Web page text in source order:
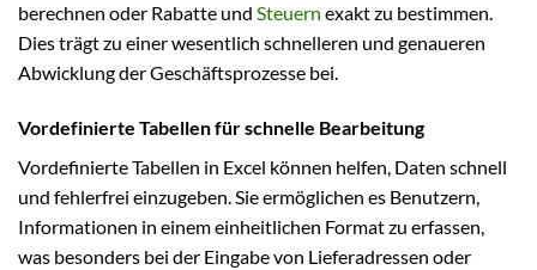
berechnen oder Rabatte und Steuern exakt zu bestimmen.
Dies trägt zu einer wesentlich schnelleren und genaueren
Abwicklung der Geschäftsprozesse bei.
Vordefinierte Tabellen für schnelle Bearbeitung
Vordefinierte Tabellen in Excel können helfen, Daten schnell
und fehlerfrei einzugeben. Sie ermöglichen es Benutzern,
Informationen in einem einheitlichen Format zu erfassen,
was besonders bei der Eingabe von Lieferadressen oder